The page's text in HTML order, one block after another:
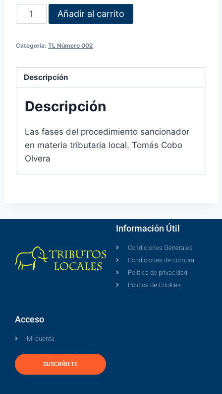
Añadir al carrito
Categoría: TL Número 002
Descripción
Descripción
Las fases del procedimiento sancionador
en materia tributaria local. Tomás Cobo
Olvera
Información Útil
Condiciones Generales
Condiciones de compra
Política de privacidad
Politica de Cookies
Acceso
Mi cuenta
SUSCRÍBETE